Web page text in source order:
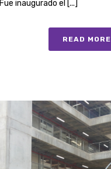
Fue inaugurado el [...]
READ MORE